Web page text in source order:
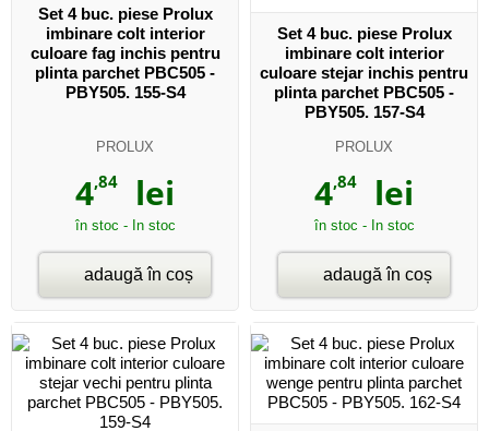
Set 4 buc. piese Prolux
imbinare colt interior
culoare fag inchis pentru
plinta parchet PBC505 -
PBY505. 155-S4
PROLUX
4,84 lei
în stoc - In stoc
adaugă în coș
Set 4 buc. piese Prolux
imbinare colt interior
culoare stejar inchis pentru
plinta parchet PBC505 -
PBY505. 157-S4
PROLUX
4,84 lei
în stoc - In stoc
adaugă în coș